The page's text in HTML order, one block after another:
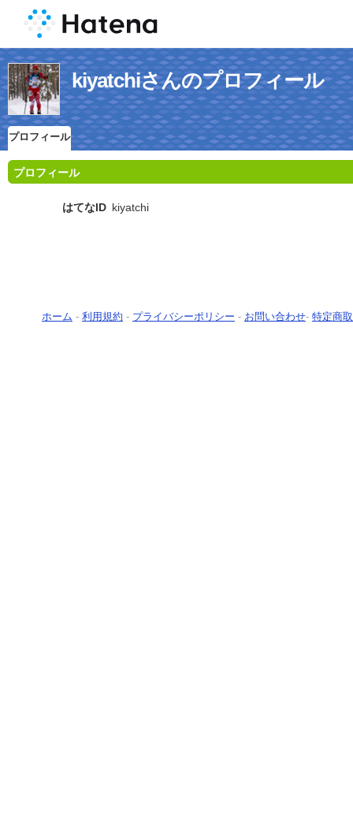
kiyatchiさんのプロフィール
プロフィール
プロフィール
はてなID kiyatchi
ホーム - 利用規約 - プライバシーポリシー - お問い合わせ- 特定商